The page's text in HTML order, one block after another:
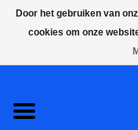
S2 COMPLETE VEILIGE
Door het gebruiken van
cookies om onze